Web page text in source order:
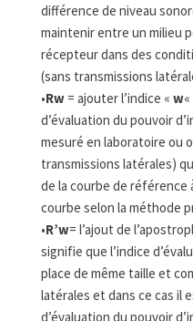
différence de niveau
maintenir entre un milieu
récepteur dans des
(sans transmissions
•Rw= ajouter l’indice « w
d’évaluation du pouvoir
mesuré en laboratoire ou
transmissions latérales)
de la courbe de référence
courbe selon la méthode
•R’w= l’ajout de
signifie que l’indice
place de même taille et
latérales et dans ce cas il
d’évaluation du pouvoir